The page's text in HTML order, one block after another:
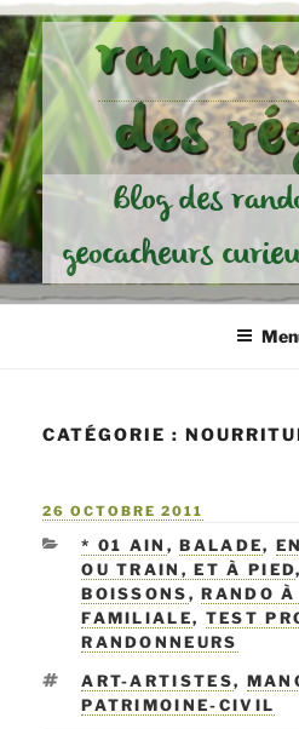
Aller
au
contenu
principal
des
Blog des
geocacheurs
CATÉGORIE :
PUBLIÉ
26 OCTOBRE 2011
CATÉGORIES
* 01 AIN ,BALADE,
OU TRAIN, ET À PIED
BOISSONS ,RANDO À
FAMILIALE, TEST
RANDONNEURS
ÉTIQUETTES
ART-ARTISTES,
PATRIMOINE-CIVIL